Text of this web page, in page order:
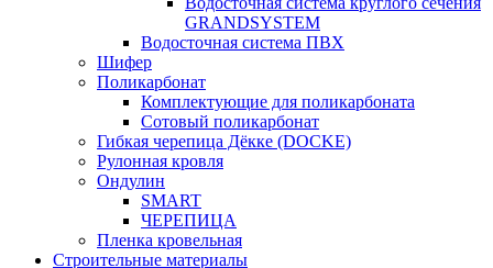
GRANDSYSTEM
Водосточная система ПВХ
Шифер
Поликарбонат
Комплектующие для поликарбоната
Сотовый поликарбонат
Гибкая черепица Дёкке (DOCKE)
Рулонная кровля
Ондулин
SMART
ЧЕРЕПИЦА
Пленка кровельная
Строительные материалы